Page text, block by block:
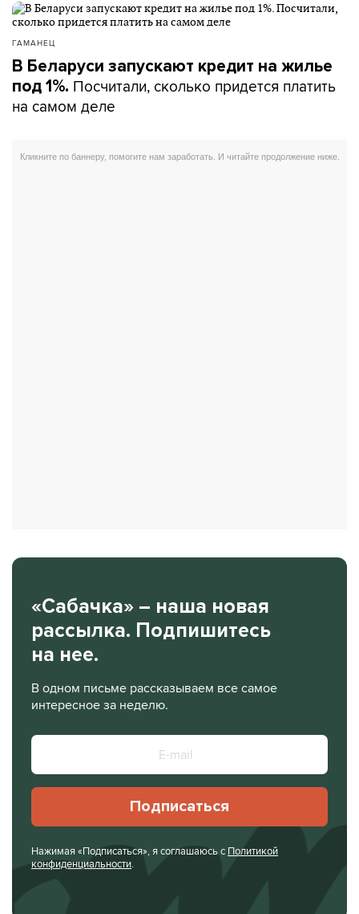
ГАМАНЕЦ
В Беларуси запускают кредит на жилье
под 1%. Посчитали, сколько придется платить
на самом деле
«Сабачка» – наша новая
рассылка. Подпишитесь
на нее.
В одном письме рассказываем все самое
интересное за неделю.
Подписаться
Нажимая «Подписаться», я соглашаюсь с Политикой
конфиденциальности.